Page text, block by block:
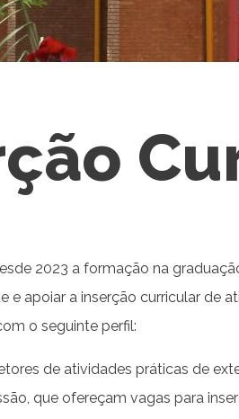
2023 a formação na
e apoiar a inserção curricular
o seguinte perfil:
de atividades práticas de
que ofereçam vagas para